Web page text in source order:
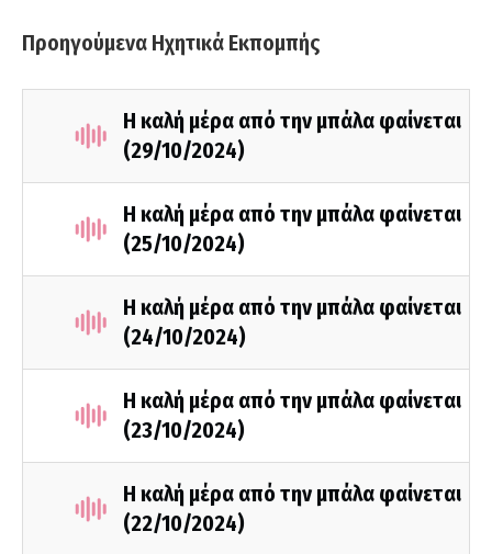
Προηγούμενα Ηχητικά Εκπομπής
Η καλή μέρα από την μπάλα φαίνεται
(29/10/2024)
Η καλή μέρα από την μπάλα φαίνεται
(25/10/2024)
Η καλή μέρα από την μπάλα φαίνεται
(24/10/2024)
Η καλή μέρα από την μπάλα φαίνεται
(23/10/2024)
Η καλή μέρα από την μπάλα φαίνεται
(22/10/2024)